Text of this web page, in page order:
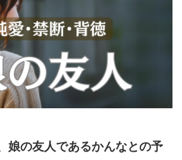
娘の友人であるかんなとの予